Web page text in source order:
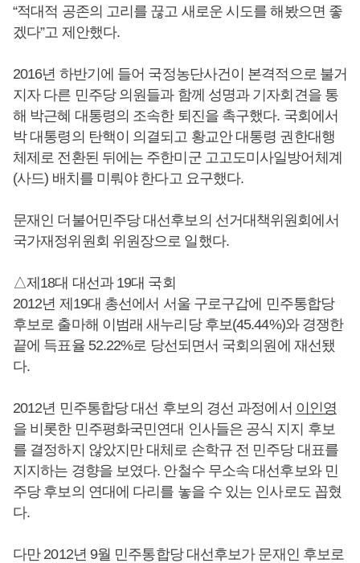
“적대적 공존의 고리를 끊고 새로운 시도를 해봤으면 좋
겠다”고 제안했다.
2016년 하반기에 들어 국정농단사건이 본격적으로 불거
지자 다른 민주당 의원들과 함께 성명과 기자회견을 통
해 박근혜 대통령의 조속한 퇴진을 촉구했다. 국회에서
박 대통령의 탄핵이 의결되고 황교안 대통령 권한대행
체제로 전환된 뒤에는 주한미군 고고도미사일방어체계
(사드) 배치를 미뤄야 한다고 요구했다.
문재인 더불어민주당 대선후보의 선거대책위원회에서
국가재정위원회 위원장으로 일했다.
△제18대 대선과 19대 국회
2012년 제19대 총선에서 서울 구로구갑에 민주통합당
후보로 출마해 이범래 새누리당 후보(45.44%)와 경쟁한
끝에 득표율 52.22%로 당선되면서 국회의원에 재선됐
다.
2012년 민주통합당 대선 후보의 경선 과정에서 이인영
을 비롯한 민주평화국민연대 인사들은 공식 지지 후보
를 결정하지 않았지만 대체로 손학규 전 민주당 대표를
지지하는 경향을 보였다. 안철수 무소속 대선후보와 민
주당 후보의 연대에 다리를 놓을 수 있는 인사로도 꼽혔
다.
다만 2012년 9월 민주통합당 대선후보가 문재인 후보로